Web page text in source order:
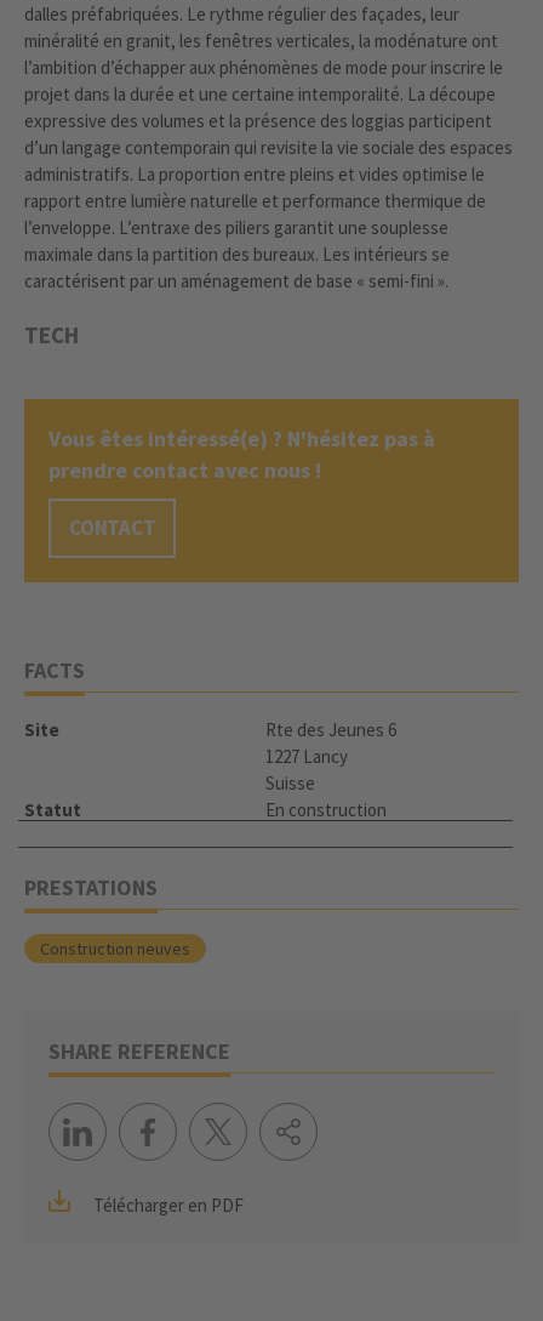
dalles préfabriquées. Le rythme régulier des façades, leur
minéralité en granit, les fenêtres verticales, la modénature ont
l’ambition d’échapper aux phénomènes de mode pour inscrire le
projet dans la durée et une certaine intemporalité. La découpe
expressive des volumes et la présence des loggias participent
d’un langage contemporain qui revisite la vie sociale des espaces
administratifs. La proportion entre pleins et vides optimise le
rapport entre lumière naturelle et performance thermique de
l’enveloppe. L’entraxe des piliers garantit une souplesse
maximale dans la partition des bureaux. Les intérieurs se
caractérisent par un aménagement de base « semi-fini ».
TECH
Vous êtes intéressé(e) ? N'hésitez pas à
prendre contact avec nous !
CONTACT
FACTS
Site
Rte des Jeunes 6
1227 Lancy
Suisse
Statut
En construction
PRESTATIONS
Construction neuves
SHARE REFERENCE
Télécharger en PDF